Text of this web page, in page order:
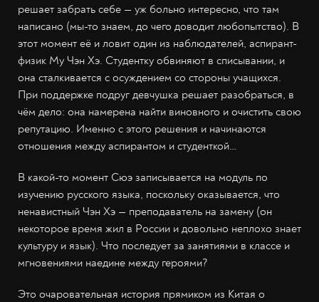
решает забрать себе — уж больно интересно, что там
написано (мы-то знаем, до чего доводит любопытство). В
этот момент её и ловит один из наблюдателей, аспирант-
физик Му Чэн Хэ. Студентку обвиняют в списывании, и
она сталкивается с осуждением со стороны учащихся.
При поддержке подруг девчушка решает разобраться, в
чём дело: она намерена найти виновного и очистить свою
репутацию. Именно с этого решения и начинаются
отношения между аспирантом и студенткой…
В какой-то момент Сюэ записывается на модуль по
изучению русского языка, поскольку оказывается, что
ненавистный Чэн Хэ — преподаватель на замену (он
некоторое время жил в России и довольно неплохо знает
культуру и язык). Что последует за занятиями в классе и
мгновениями наедине между героями?
Это очаровательная история прямиком из Китая о